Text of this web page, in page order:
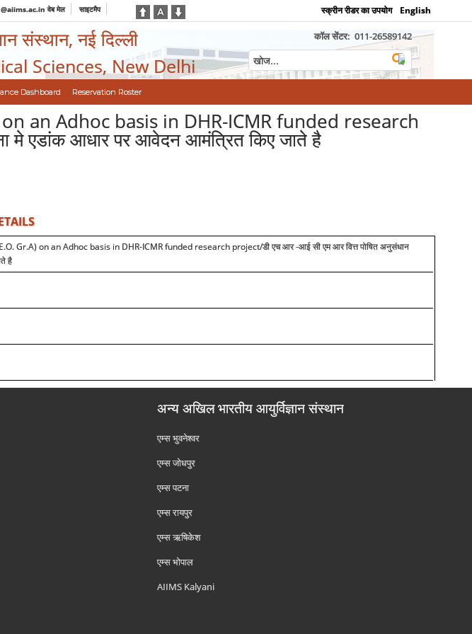
@aiims.ac.in वेब मेल साइटमैप स्क्रीन रीडर का उपयोग English
संस्थान, नई दिल्ली
Sciences, New Delhi
कॉल सेंटर: 011-26589142
Dashboard Reservation Roster
an Adhoc basis in DHR-ICMR funded research
मे एडांक आधार पर आवेदन आमंत्रित किए जाते है
Gr.A) on an Adhoc basis in DHR-ICMR funded research project/डी एच आर -आई सी एम आर वित्त पोषित अनुसंधान
है
अन्य अखिल भारतीय आयुर्विज्ञान संस्थान
एम्‍स भुवनेश्वर
एम्‍स जोधपुर
एम्‍स पटना
एम्‍स रायपुर
एम्‍स ऋषिकेश
एम्‍स भोपाल
AIIMS Kalyani